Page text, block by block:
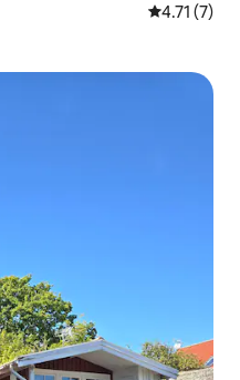
平均评分
4.71 (7)